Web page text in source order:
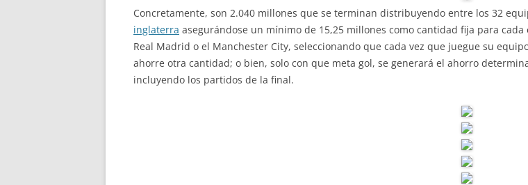
Concretamente, son 2.040 millones que se terminan distribuyendo entre los 32
inglaterra asegurándose un mínimo de 15,25 millones como cantidad fija para
Real Madrid o el Manchester City, seleccionando que cada vez que juegue su
ahorre otra cantidad; o bien, solo con que meta gol, se generará el ahorro
incluyendo los partidos de la final.